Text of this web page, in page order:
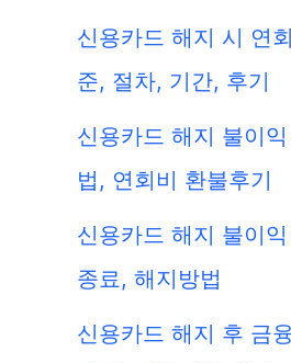
신용카드 해지 시 연
준, 절차, 기간, 후기
신용카드 해지 불이
법, 연회비 환불후기
신용카드 해지 불이
종료, 해지방법
신용카드 해지 후 금